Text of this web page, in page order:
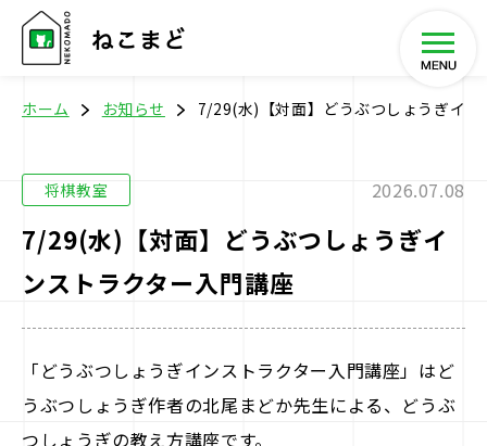
ホーム
将棋教室
イベント
ホーム お知らせ 7/29(水)【対面】どうぶつしょうぎイン
将棋教室 2026.07.08
7/29(水)【対面】どうぶつしょうぎイ
ンストラクター入門講座
「どうぶつしょうぎインストラクター入門講座」はど
うぶつしょうぎ作者の北尾まどか先生による、どうぶ
つしょうぎの教え方講座です。